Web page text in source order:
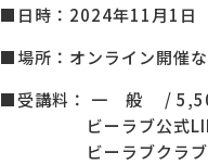
■日時：2024年11月1日
■場所：オンライン開催
■受講料： 一 般 /
ビーラブ公式LINE
ビーラブクラブ